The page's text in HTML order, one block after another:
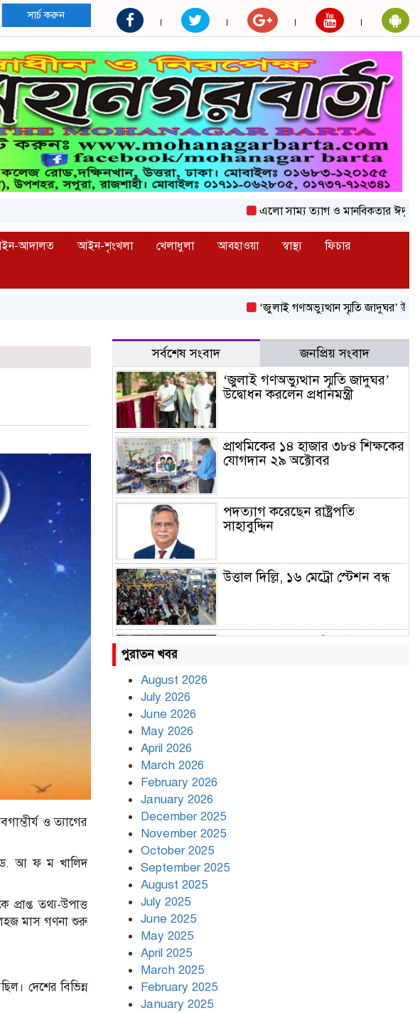
সার্চ করুন
এলো সাম্য ত্যাগ ও মানবিকতার ঈদুল আজহা
আদালত আইন-শৃংখলা খেলাধুলা আবহাওয়া স্বাস্থ্য
ফিচার
‘জুলাই গণঅভ্যুত্থান স্মৃতি জাদুঘর’ উদ্বোধন
ও ত্যাগের
ড. আ ফ ম খালিদ
তথ্য-উপাত্ত
মাস গণনা শুরু
দেশের বিভিন্ন
সর্বশেষ সংবাদ জনপ্রিয় সংবাদ
‘জুলাই গণঅভ্যুত্থান স্মৃতি জাদুঘর’
উদ্বোধন করলেন প্রধানমন্ত্রী
প্রাথমিকের ১৪ হাজার ৩৮৪ শিক্ষকের
যোগদান ২৯ অক্টোবর
পদত্যাগ করেছেন রাষ্ট্রপতি
সাহাবুদ্দিন
উত্তাল দিল্লি, ১৬ মেট্রো স্টেশন বন্ধ
বৃষ্টি থামার নাম নেই, পথে পথে
পুরাতন খবর
August 2026
July 2026
June 2026
May 2026
April 2026
March 2026
February 2026
January 2026
December 2025
November 2025
October 2025
September 2025
August 2025
July 2025
June 2025
May 2025
April 2025
March 2025
February 2025
January 2025